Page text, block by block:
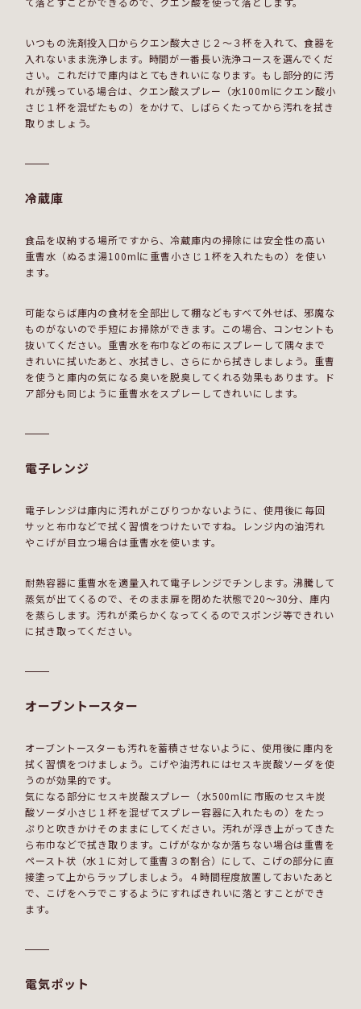
いつもの洗剤投入口からクエン酸大さじ２～３杯を入れて、食器を
入れないまま洗浄します。時間が一番長い洗浄コースを選んでくだ
さい。これだけで庫内はとてもきれいになります。もし部分的に汚
れが残っている場合は、クエン酸スプレー（水100mlにクエン酸小
さじ１杯を混ぜたもの）をかけて、しばらくたってから汚れを拭き
取りましょう。
冷蔵庫
食品を収納する場所ですから、冷蔵庫内の掃除には安全性の高い
重曹水（ぬるま湯100mlに重曹小さじ１杯を入れたもの）を使い
ます。
可能ならば庫内の食材を全部出して棚などもすべて外せば、邪魔な
ものがないので手短にお掃除ができます。この場合、コンセントも
抜いてください。重曹水を布巾などの布にスプレーして隅々まで
きれいに拭いたあと、水拭きし、さらにから拭きしましょう。重曹
を使うと庫内の気になる臭いを脱臭してくれる効果もあります。ド
ア部分も同じように重曹水をスプレーしてきれいにします。
電子レンジ
電子レンジは庫内に汚れがこびりつかないように、使用後に毎回
サッと布巾などで拭く習慣をつけたいですね。レンジ内の油汚れ
やこげが目立つ場合は重曹水を使います。
耐熱容器に重曹水を適量入れて電子レンジでチンします。沸騰して
蒸気が出てくるので、そのまま扉を閉めた状態で20～30分、庫内
を蒸らします。汚れが柔らかくなってくるのでスポンジ等できれい
に拭き取ってください。
オーブントースター
オーブントースターも汚れを蓄積させないように、使用後に庫内を
拭く習慣をつけましょう。こげや油汚れにはセスキ炭酸ソーダを使
うのが効果的です。
気になる部分にセスキ炭酸スプレー（水500mlに市販のセスキ炭
酸ソーダ小さじ１杯を混ぜてスプレー容器に入れたもの）をたっ
ぷりと吹きかけそのままにしてください。汚れが浮き上がってきた
ら布巾などで拭き取ります。こげがなかなか落ちない場合は重曹を
ペースト状（水１に対して重曹３の割合）にして、こげの部分に直
接塗って上からラップしましょう。４時間程度放置しておいたあと
で、こげをヘラでこするようにすればきれいに落とすことができ
ます。
電気ポット